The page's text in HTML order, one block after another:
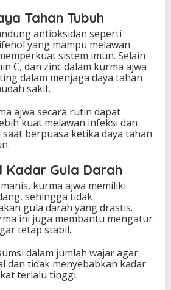
Tahan Tubuh
antioksidan seperti
yang mampu melawan
sistem imun. Selain
C, dan zinc dalam kurma ajwa
dalam menjaga daya tahan
sakit.
ajwa secara rutin dapat
kuat melawan infeksi dan
berpuasa ketika daya tahan
Kadar Gula Darah
kurma ajwa memiliki
sehingga tidak
gula darah yang drastis.
ini juga membantu mengatur
tetap stabil.
dalam jumlah wajar agar
dan tidak menyebabkan kadar
terlalu tinggi.